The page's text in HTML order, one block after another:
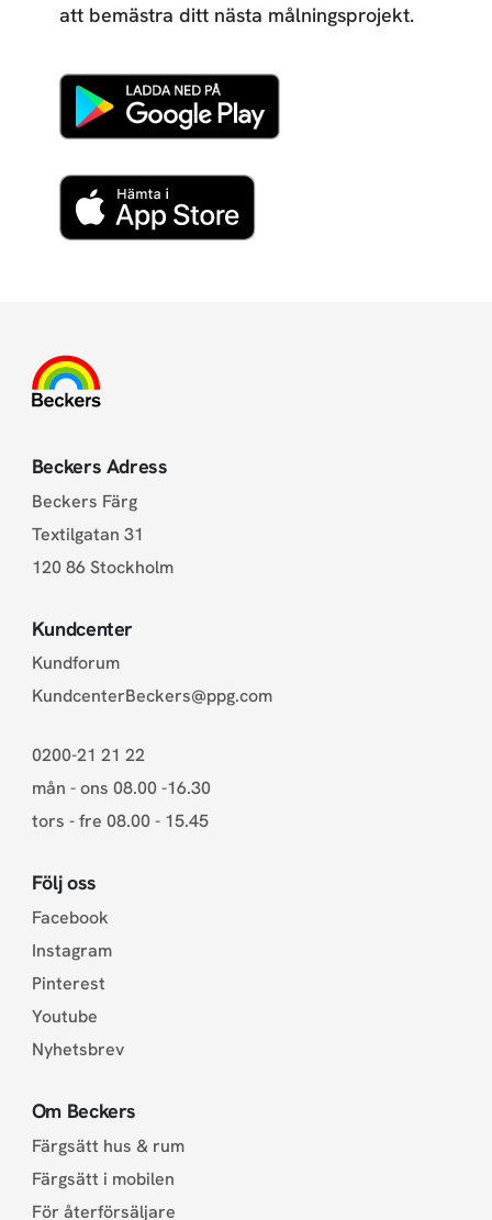
att bemästra ditt nästa målningsprojekt.
Beckers Adress
Beckers Färg
Textilgatan 31
120 86 Stockholm
Kundcenter
Kundforum
KundcenterBeckers@ppg.com
0200-21 21 22
mån - ons 08.00 -16.30
tors - fre 08.00 - 15.45
Följ oss
Facebook
Instagram
Pinterest
Youtube
Nyhetsbrev
Om Beckers
Färgsätt hus & rum
Färgsätt i mobilen
För återförsäljare